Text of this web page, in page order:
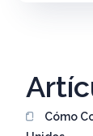
Cómo